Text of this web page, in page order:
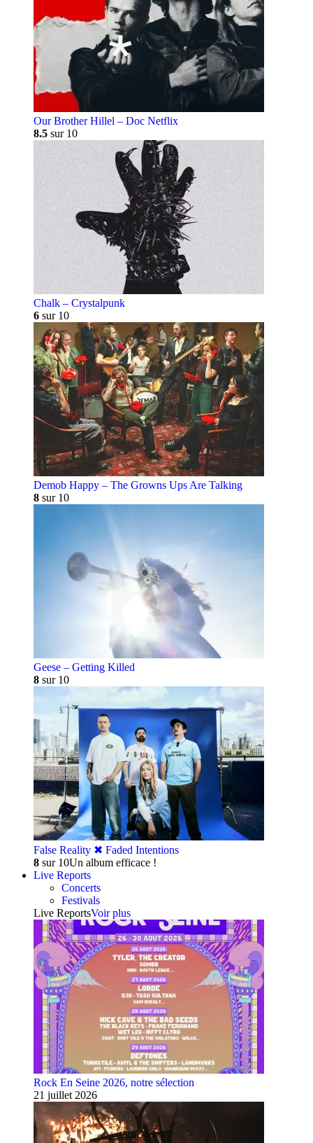
Our Brother Hillel – Doc Netflix
8.5 sur 10
Chalk – Crystalpunk
6 sur 10
Demob Happy – The Growns Ups Are Talking
8 sur 10
Geese – Getting Killed
8 sur 10
False Reality ✖︎ Faded Intentions
8 sur 10Un album efficace !
Live Reports
Concerts
Festivals
Live ReportsVoir plus
Rock En Seine 2026, notre sélection
21 juillet 2026